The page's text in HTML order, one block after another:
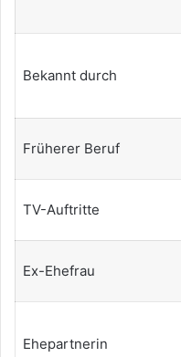
Bekannt durch
Früherer Beruf
TV-Auftritte
Ex-Ehefrau
Ehepartnerin